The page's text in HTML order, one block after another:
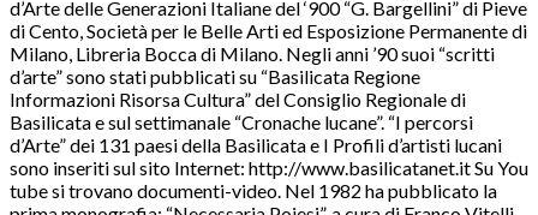
d’Arte delle Generazioni Italiane del ‘900 “G. Bargellini” di Pieve
di Cento, Società per le Belle Arti ed Esposizione Permanente di
Milano, Libreria Bocca di Milano. Negli anni ’90 suoi “scritti
d’arte” sono stati pubblicati su “Basilicata Regione
Informazioni Risorsa Cultura” del Consiglio Regionale di
Basilicata e sul settimanale “Cronache lucane”. “I percorsi
d’Arte” dei 131 paesi della Basilicata e I Profili d’artisti lucani
sono inseriti sul sito Internet: http://www.basilicatanet.it Su You
tube si trovano documenti-video. Nel 1982 ha pubblicato la